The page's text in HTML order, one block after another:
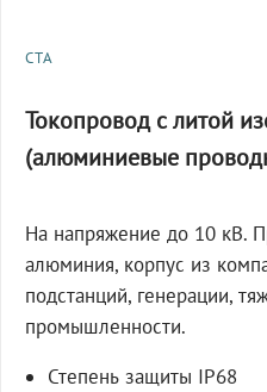
СТА
Токопровод с литой
(алюминиевые
На напряжение до 10 кВ.
алюминия, корпус из
подстанций, генерации,
промышленности.
Степень защиты IP68